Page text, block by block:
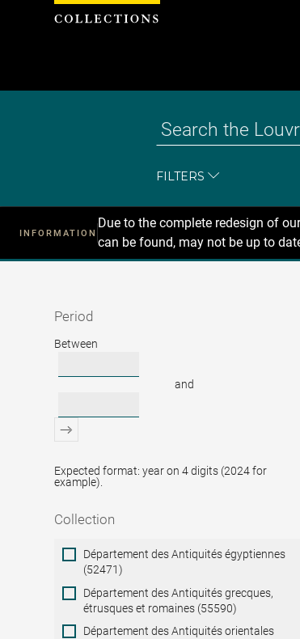
FILTERS
INFORMATION
Due to the complete redesign of
can be found, may not be up to
Recherche
Period
Period
Between
and
Expected format: year on 4 digits (2024 for
example).
Collection
Collection
Département des Antiquités égyptiennes
(52471)
Département des Antiquités grecques,
étrusques et romaines (55590)
Département des Antiquités orientales
Cookies management panel